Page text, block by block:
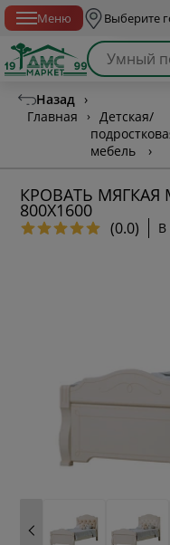
Меню Выберите
Назад ›
Главная
›
Детская/
мебель
›
КРОВАТЬ МЯГКАЯ
800Х1600
(0.0) В